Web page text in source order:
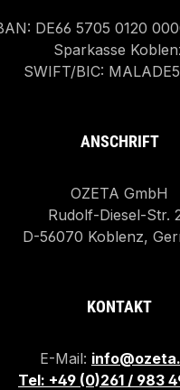
DE66 5705 0120
Sparkasse
SWIFT/BIC:
ANSCHRIFT
OZETA GmbH
Rudolf-Diesel-Str.
D-56070 Koblenz,
KONTAKT
E-Mail:
Tel: +49 (0)261 / 983